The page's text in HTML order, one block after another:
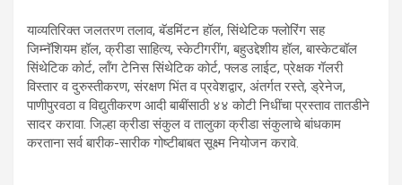
याव्यतिरिक्त जलतरण तलाव, बॅडमिंटन हॉल, सिंथेटिक फ्लोरिंग सह
जिम्नॅशियम हॉल, क्रीडा साहित्य, स्केटीगरींग, बहुउद्देशीय हॉल, बास्केटबॉल
सिंथेटिक कोर्ट, लॉंग टेनिस सिंथेटिक कोर्ट, फ्लड लाईट, प्रेक्षक गॅलरी
विस्तार व दुरुस्तीकरण, संरक्षण भिंत व प्रवेशद्वार, अंतर्गत रस्ते, ड्रेनेज,
पाणीपुरवठा व विद्युतीकरण आदी बाबींसाठी ४४ कोटी निधींचा प्रस्ताव तातडीने
सादर करावा. जिल्हा क्रीडा संकुल व तालुका क्रीडा संकुलाचे बांधकाम
करताना सर्व बारीक-सारीक गोष्टीबाबत सूक्ष्म नियोजन करावे.